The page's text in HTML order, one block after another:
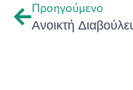
Προηγούμενο